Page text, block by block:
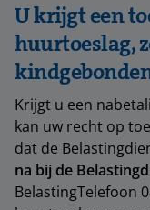
U krijgt een
huurtoeslag,
Krijgt u een
kan uw recht op
dat de
na bij de
BelastingTelefoon